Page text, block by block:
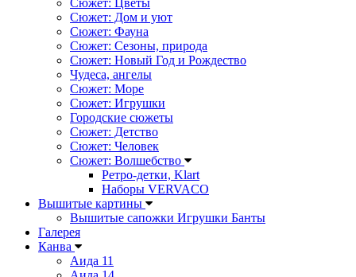
Сюжет: Цветы
Сюжет: Дом и уют
Сюжет: Фауна
Сюжет: Сезоны, природа
Сюжет: Новый Год и Рождество
Чудеса, ангелы
Сюжет: Море
Сюжет: Игрушки
Городские сюжеты
Сюжет: Детство
Сюжет: Человек
Сюжет: Волшебство
Ретро-детки, Klart
Наборы VERVACO
Вышитые картины
Вышитые сапожки Игрушки Банты
Галерея
Канва
Аида 11